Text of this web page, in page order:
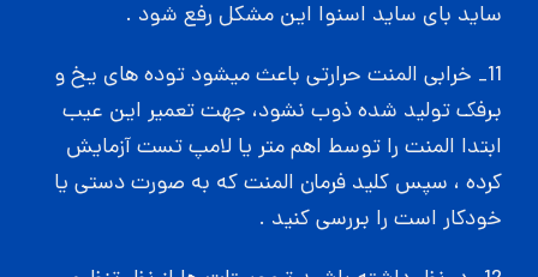
ساید بای ساید اسنوا این مشکل رفع شود .
11_ خرابی المنت حرارتی باعث میشود توده های یخ و
برفک تولید شده ذوب نشود، جهت تعمیر این عیب
ابتدا المنت را توسط اهم متر یا لامپ تست آزمایش
کرده ، سپس کلید فرمان المنت که به صورت دستی یا
خودکار است را بررسی کنید .